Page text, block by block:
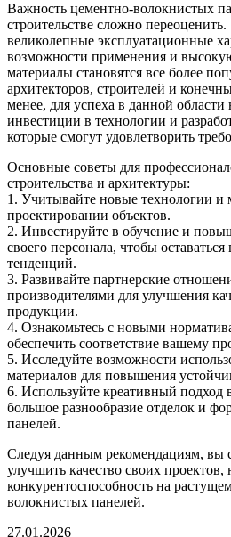
Важность цементно-волокнистых
строительстве сложно
великолепные эксплуатационные
возможности применения и
материалы становятся все более
архитекторов, строителей и
менее, для успеха в данной
инвестиции в технологии и
которые смогут удовлетворить
Основные советы для
строительства и архитектуры:
1. Учитывайте новые технологии и
проектировании объектов.
2. Инвестируйте в обучение и
своего персонала, чтобы
тенденций.
3. Развивайте партнерские
производителями для улучшения
продукции.
4. Ознакомьтесь с новыми
обеспечить соответствие вашему
5. Исследуйте возможности
материалов для повышения
6. Используйте креативный подход
большое разнообразие отделок и
панелей.
Следуя данным рекомендациям, вы
улучшить качество своих
конкурентоспособность на
волокнистых панелей.
27.01.2026